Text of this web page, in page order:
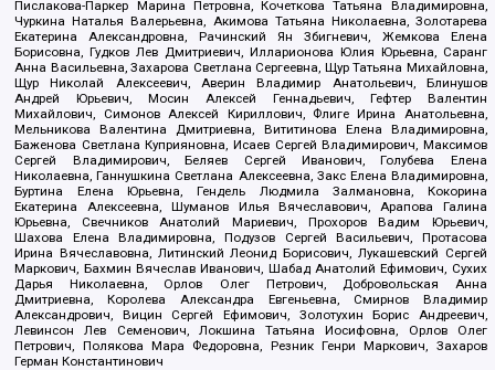
Пислакова-Паркер Марина Петровна, Кочеткова Татьяна Владимировна,
Чуркина Наталья Валерьевна, Акимова Татьяна Николаевна, Золотарева
Екатерина Александровна, Рачинский Ян Збигневич, Жемкова Елена
Борисовна, Гудков Лев Дмитриевич, Илларионова Юлия Юрьевна, Саранг
Анна Васильевна, Захарова Светлана Сергеевна, Щур Татьяна Михайловна,
Щур Николай Алексеевич, Аверин Владимир Анатольевич, Блинушов
Андрей Юрьевич, Мосин Алексей Геннадьевич, Гефтер Валентин
Михайлович, Симонов Алексей Кириллович, Флиге Ирина Анатольевна,
Мельникова Валентина Дмитриевна, Вититинова Елена Владимировна,
Баженова Светлана Куприяновна, Исаев Сергей Владимирович, Максимов
Сергей Владимирович, Беляев Сергей Иванович, Голубева Елена
Николаевна, Ганнушкина Светлана Алексеевна, Закс Елена Владимировна,
Буртина Елена Юрьевна, Гендель Людмила Залмановна, Кокорина
Екатерина Алексеевна, Шуманов Илья Вячеславович, Арапова Галина
Юрьевна, Свечников Анатолий Мариевич, Прохоров Вадим Юрьевич,
Шахова Елена Владимировна, Подузов Сергей Васильевич, Протасова
Ирина Вячеславовна, Литинский Леонид Борисович, Лукашевский Сергей
Маркович, Бахмин Вячеслав Иванович, Шабад Анатолий Ефимович, Сухих
Дарья Николаевна, Орлов Олег Петрович, Добровольская Анна
Дмитриевна, Королева Александра Евгеньевна, Смирнов Владимир
Александрович, Вицин Сергей Ефимович, Золотухин Борис Андреевич,
Левинсон Лев Семенович, Локшина Татьяна Иосифовна, Орлов Олег
Петрович, Полякова Мара Федоровна, Резник Генри Маркович, Захаров
Герман Константинович